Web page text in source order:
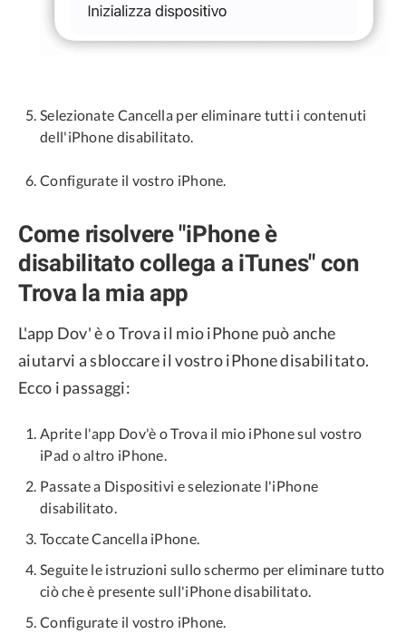
Selezionate Cancella per eliminare tutti i contenuti
dell'iPhone disabilitato.
Configurate il vostro iPhone.
Come risolvere "iPhone è
disabilitato collega a iTunes" con
Trova la mia app
L'app Dov' è o Trova il mio iPhone può anche
aiutarvi a sbloccare il vostro iPhone disabilitato.
Ecco i passaggi:
Aprite l'app Dov'è o Trova il mio iPhone sul vostro
iPad o altro iPhone.
Passate a Dispositivi e selezionate l'iPhone
disabilitato.
Toccate Cancella iPhone.
Seguite le istruzioni sullo schermo per eliminare tutto
ciò che è presente sull'iPhone disabilitato.
Configurate il vostro iPhone.